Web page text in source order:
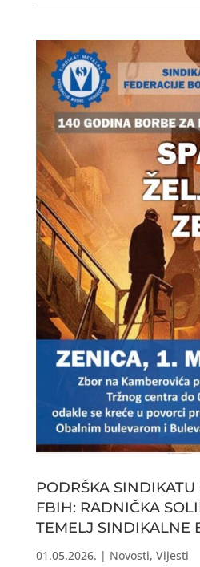
PODRŠKA
FBIH: RADNIČKA
TEMELJ SINDIKALNE
01.05.2026. | Novosti, Vijesti